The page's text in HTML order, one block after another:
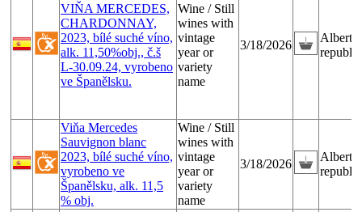
VIŇA MERCEDES,
CHARDONNAY,
2023, bílé suché víno,
alk. 11,50%obj., č.š
L-30.09.24, vyrobeno
ve Španělsku.
Wine / Still
wines with
vintage
year or
variety
name
3/18/2026
Albert
Viňa Mercedes
Sauvignon blanc
2023, bílé suché víno,
vyrobeno ve
Španělsku, alk. 11,5
% obj.
Wine / Still
wines with
vintage
year or
variety
name
3/18/2026
Albert